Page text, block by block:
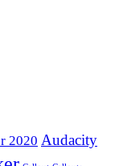
2020 Audacity